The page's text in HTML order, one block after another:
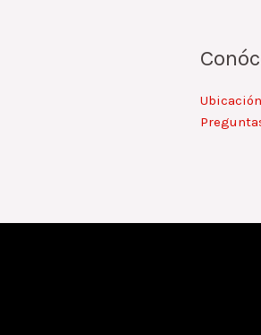
Ubicación